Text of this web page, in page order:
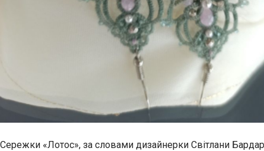
Сережки «Лотос», за словами дизайнерки Світлани